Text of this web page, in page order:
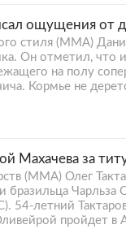
ощущения от
стиля (MMA)
Он отметил, что
на полу
Кормье не
Махачева за
(MMA) Олег
бразильца
54-летний
пройдет в